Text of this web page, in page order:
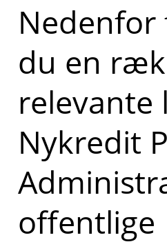
du en
relevante
Nykredit
offentlige